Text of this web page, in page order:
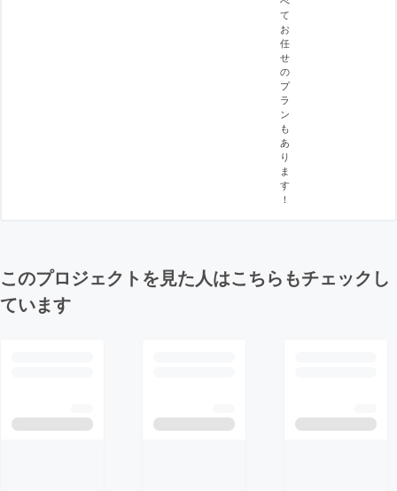
て
お
任
せ
の
プ
ラ
ン
も
あ
り
ま
す
！
このプロジェクトを見た人はこちらもチェックし
ています